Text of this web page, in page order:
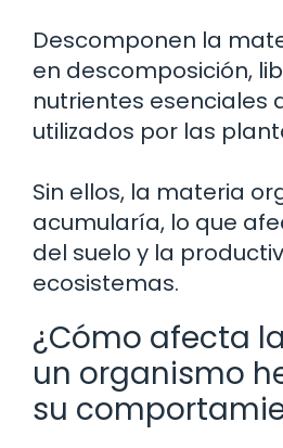
Descomponen la
en descomposición,
nutrientes esenciales
utilizados por las
Sin ellos, la materia
acumularía, lo que
del suelo y la
ecosistemas.
¿Cómo afecta
un organismo
su